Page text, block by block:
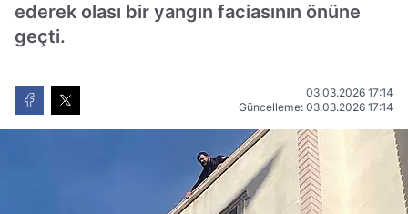
ederek olası bir yangın faciasının önüne
geçti.
03.03.2026 17:14
Güncelleme: 03.03.2026 17:14